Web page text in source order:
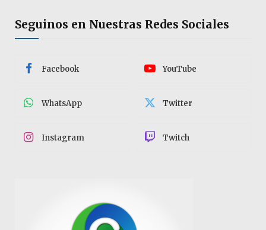
Seguinos en Nuestras Redes Sociales
Facebook YouTube
WhatsApp Twitter
Instagram Twitch